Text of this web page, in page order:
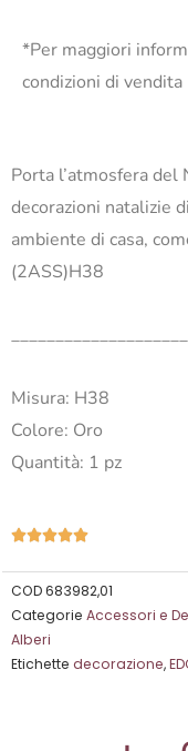
*Per maggiori
condizioni di vendita
Porta l’atmosfera del
decorazioni natalizie
ambiente di casa,
(2ASS)H38
Misura: H38
Colore: Oro
Quantità: 1 pz
Valutazione
su
5
COD683982,01
Categorie Accessori e
Alberi
Etichette decorazione,